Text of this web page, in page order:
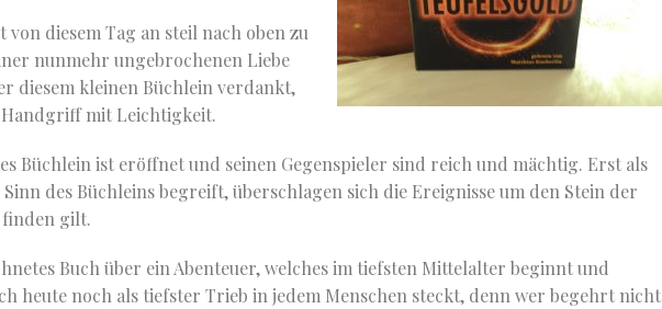
diesem Tag an steil nach oben zu
nunmehr ungebrochenen Liebe
diesem kleinen Büchlein verdankt,
mit Leichtigkeit.
Büchlein ist eröffnet und seinen Gegenspieler sind reich und mächtig. Erst als
des Büchleins begreift, überschlagen sich die Ereignisse um den Stein der
finden gilt.
Buch über ein Abenteuer, welches im tiefsten Mittelalter beginnt und
heute noch als tiefster Trieb in jedem Menschen steckt, denn wer begehrt nicht